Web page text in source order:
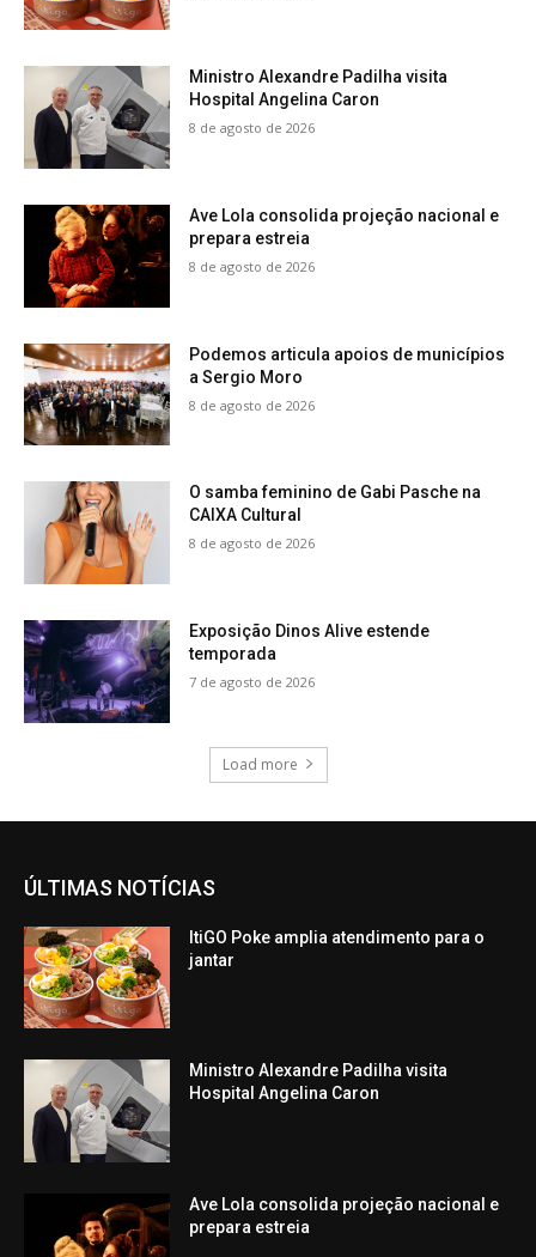
Ministro Alexandre Padilha visita
Hospital Angelina Caron
8 de agosto de 2026
Ave Lola consolida projeção nacional e
prepara estreia
8 de agosto de 2026
Podemos articula apoios de municípios
a Sergio Moro
8 de agosto de 2026
O samba feminino de Gabi Pasche na
CAIXA Cultural
8 de agosto de 2026
Exposição Dinos Alive estende
temporada
7 de agosto de 2026
Load more
ÚLTIMAS NOTÍCIAS
ItiGO Poke amplia atendimento para o
jantar
Ministro Alexandre Padilha visita
Hospital Angelina Caron
Ave Lola consolida projeção nacional e
prepara estreia